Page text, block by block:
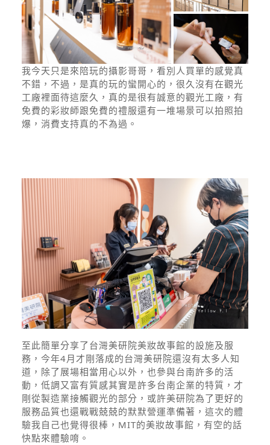
我今天只是來陪玩的攝影哥哥，看別人買單的感覺真
不錯，不過，是真的玩的蠻開心的，很久沒有在觀光
工廠裡面待這麼久，真的是很有誠意的觀光工廠，有
免費的彩妝師跟免費的禮服還有一堆場景可以拍照拍
爆，消費支持真的不為過。
至此簡單分享了台灣美研院美妝故事館的設施及服
務，今年4月才剛落成的台灣美研院還沒有太多人知
道，除了展場相當用心以外，也參與台南許多的活
動，低調又富有質感其實是許多台南企業的特質，才
剛從製造業接觸觀光的部分，或許美研院為了更好的
服務品質也還戰戰兢兢的默默營運準備著，這次的體
驗我自己也覺得很棒，MIT的美妝故事館，有空的話
快點來體驗唷。